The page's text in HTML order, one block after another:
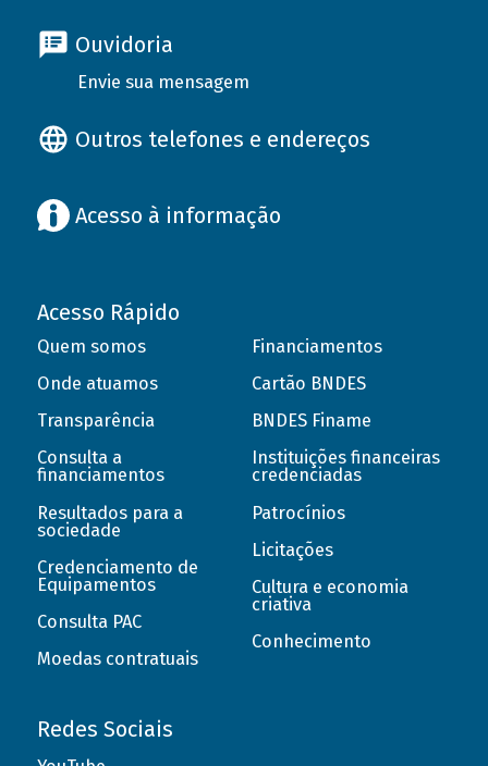
Ouvidoria
Envie sua mensagem
Outros telefones e endereços
Acesso à informação
Acesso Rápido
Quem somos
Onde atuamos
Transparência
Consulta a
financiamentos
Resultados para a
sociedade
Credenciamento de
Equipamentos
Consulta PAC
Moedas contratuais
Financiamentos
Cartão BNDES
BNDES Finame
Instituições financeiras
credenciadas
Patrocínios
Licitações
Cultura e economia
criativa
Conhecimento
Redes Sociais